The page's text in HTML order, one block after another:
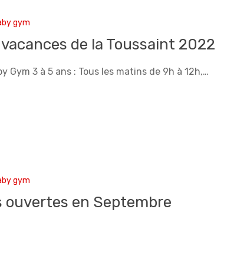
gym
de la Toussaint 2022
Gym 3 à 5 ans : Tous les matins de 9h à 12h,…
gym
ouvertes en Septembre